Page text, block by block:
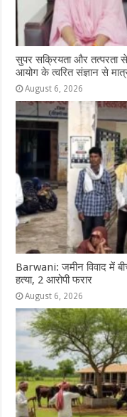
सुपर सक्रियता और तत्परता
आयोग के त्वरित संज्ञान से
August 6, 2026
Barwani: जमीन विवाद में
हत्या, 2 आरोपी फरार
August 6, 2026